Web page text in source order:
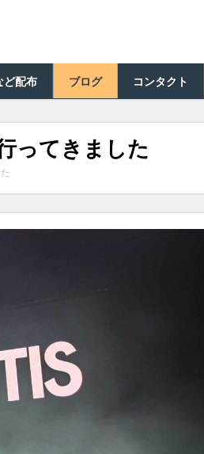
ど配布 ブログ コンタクト
ってきました